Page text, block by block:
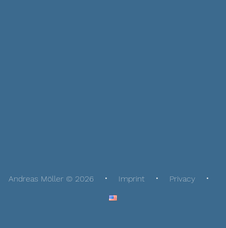
Andreas Möller © 2026 Imprint Privacy